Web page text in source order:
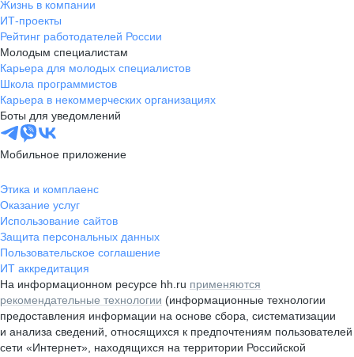
Жизнь в компании
ИТ-проекты
Рейтинг работодателей России
Молодым специалистам
Карьера для молодых специалистов
Школа программистов
Карьера в некоммерческих организациях
Боты для уведомлений
Мобильное приложение
Этика и комплаенс
Оказание услуг
Использование сайтов
Защита персональных данных
Пользовательское соглашение
ИТ аккредитация
На информационном ресурсе hh.ru применяются
рекомендательные технологии (информационные технологии
предоставления информации на основе сбора, систематизации
и анализа сведений, относящихся к предпочтениям пользователей
сети «Интернет», находящихся на территории Российской